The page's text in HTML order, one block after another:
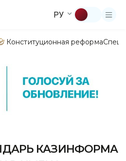
РУ
Конституционная реформа
КАЗИНФОРМА